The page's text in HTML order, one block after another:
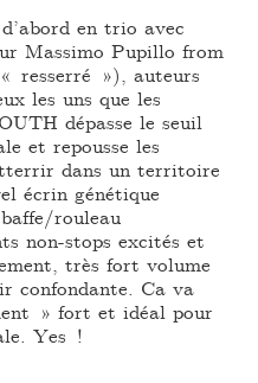
en trio avec
Massimo Pupillo from
resserré »), auteurs
les uns que les
dépasse le seuil
et repousse les
dans un territoire
écrin génétique
rouleau
non-stops excités et
très fort volume
confondante. Ca va
» fort et idéal pour
Yes !